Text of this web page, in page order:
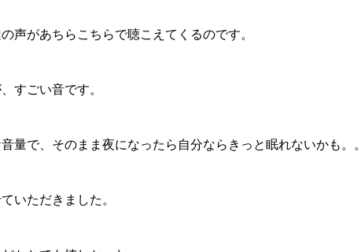
声があちらこちらで聴こえてくるのです。
すごい音です。
量で、そのまま夜になったら自分ならきっと眠れないかも。。
いただきました。